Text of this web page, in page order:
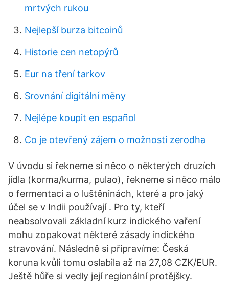
mrtvých rukou
Nejlepší burza bitcoinů
Historie cen netopýrů
Eur na tření tarkov
Srovnání digitální měny
Nejlépe koupit en español
Co je otevřený zájem o možnosti zerodha
V úvodu si řekneme si něco o některých druzích
jídla (korma/kurma, pulao), řekneme si něco málo
o fermentaci a o luštěninách, které a pro jaký
účel se v Indii používají . Pro ty, kteří
neabsolvovali základní kurz indického vaření
mohu zopakovat některé zásady indického
stravování. Následně si připravíme: Česká
koruna kvůli tomu oslabila až na 27,08 CZK/EUR.
Ještě hůře si vedly její regionální protějšky.